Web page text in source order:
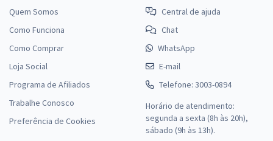
Quem Somos
Como Funciona
Como Comprar
Loja Social
Programa de Afiliados
Trabalhe Conosco
Preferência de Cookies
Central de ajuda
Chat
WhatsApp
E-mail
Telefone: 3003-0894
Horário de atendimento:
segunda a sexta (8h às 20h),
sábado (9h às 13h).